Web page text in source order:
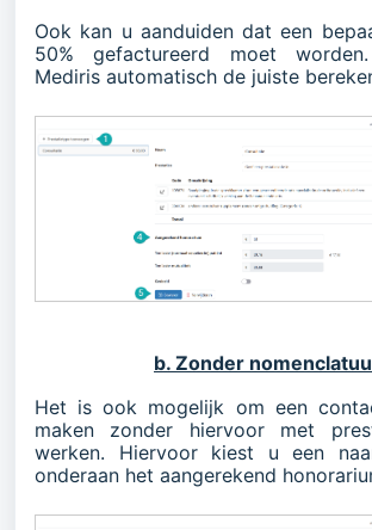
Ook kan u aanduiden dat een
50% gefactureerd moet
Mediris automatisch de juiste
b. Zonder
Het is ook mogelijk om een
maken zonder hiervoor met
werken. Hiervoor kiest u een
onderaan het aangerekend